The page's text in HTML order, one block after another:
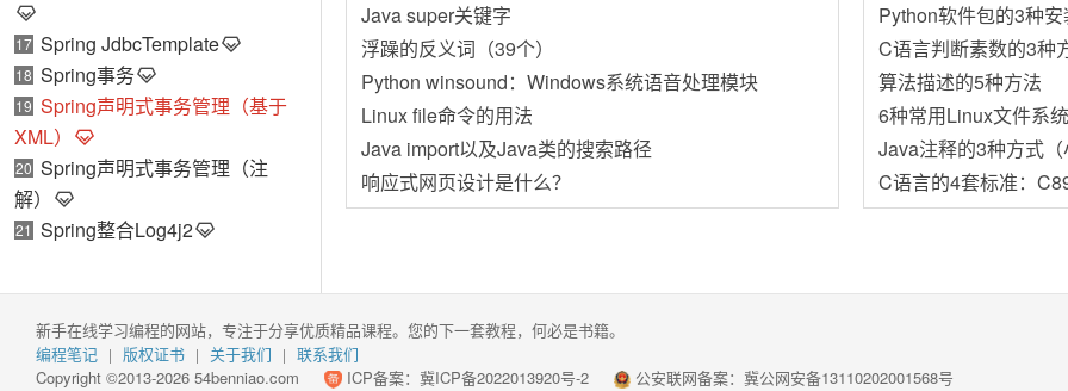
17 Spring JdbcTemplate
18 Spring事务
19 Spring声明式事务管理（基于
XML）
20 Spring声明式事务管理（注
解）
21 Spring整合Log4j2
Java super关键字
浮躁的反义词（39个）
Python winsound：Windows系统语音处理模块
Linux file命令的用法
Java import以及Java类的搜索路径
响应式网页设计是什么？
Python软件包的3种
C语言判断素数的3种
算法描述的5种方法
6种常用Linux文件系统
Java注释的3种方式（
C语言的4套标准：
新手在线学习编程的网站，专注于分享优质精品课程。您的下一套教程，何必是书籍。
编程笔记 | 版权证书 | 关于我们 | 联系我们
Copyright ©2013-2026 54benniao.com
ICP备案： 冀ICP备2022013920号-2 公安联网备案：冀公网安备13110202001568号